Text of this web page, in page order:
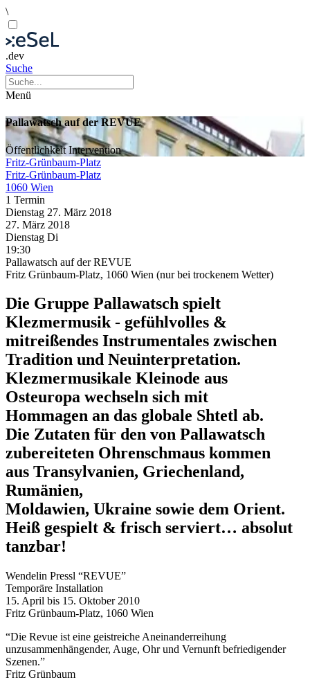
\
.dev
Suche
Menü
Pallawatsch auf der REVUE
ÖffentlichkeitIntervention
Fritz-Grünbaum-Platz
Fritz-Grünbaum-Platz
1060 Wien
1 Termin
Dienstag 27. März 2018
27. März 2018
Dienstag Di
19:30
Pallawatsch auf der REVUE
Fritz Grünbaum-Platz, 1060 Wien (nur bei trockenem Wetter)
Die Gruppe Pallawatsch spielt
Klezmermusik - gefühlvolles &
mitreißendes Instrumentales zwischen
Tradition und Neuinterpretation.
Klezmermusikale Kleinode aus
Osteuropa wechseln sich mit
Hommagen an das globale Shtetl ab.
Die Zutaten für den von Pallawatsch
zubereiteten Ohrenschmaus kommen
aus Transylvanien, Griechenland,
Rumänien,
Moldawien, Ukraine sowie dem Orient.
Heiß gespielt & frisch serviert… absolut
tanzbar!
Wendelin Pressl “REVUE”
Temporäre Installation
15. April bis 15. Oktober 2010
Fritz Grünbaum-Platz, 1060 Wien
“Die Revue ist eine geistreiche Aneinanderreihung
unzusammenhängender, Auge, Ohr und Vernunft befriedigender
Szenen.”
Fritz Grünbaum